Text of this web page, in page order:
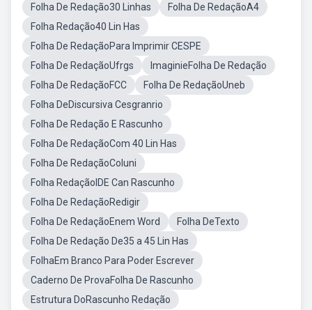
Folha De Redação30 Linhas
Folha De RedaçãoA4
Folha Redação40 Lin Has
Folha De RedaçãoPara Imprimir CESPE
Folha De RedaçãoUfrgs
ImaginieFolha De Redação
Folha De RedaçãoFCC
Folha De RedaçãoUneb
Folha DeDiscursiva Cesgranrio
Folha De Redação E Rascunho
Folha De RedaçãoCom 40 Lin Has
Folha De RedaçãoColuni
Folha RedaçãoIDE Can Rascunho
Folha De RedaçãoRedigir
Folha De RedaçãoEnem Word
Folha DeTexto
Folha De Redação De35 a 45 Lin Has
FolhaEm Branco Para Poder Escrever
Caderno De ProvaFolha De Rascunho
Estrutura DoRascunho Redação